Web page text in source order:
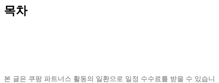
목차
본 글은 쿠팡 파트너스 활동의 일환으로 일정 수수료를 받을 수 있습니